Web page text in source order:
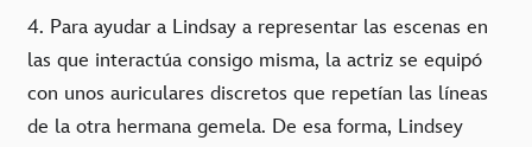
4. Para ayudar a Lindsay a representar las escenas en
las que interactúa consigo misma, la actriz se equipó
con unos auriculares discretos que repetían las líneas
de la otra hermana gemela. De esa forma, Lindsey